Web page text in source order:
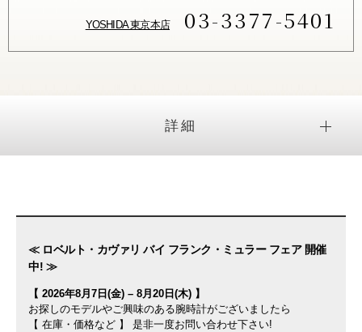
YOSHIDA 東京本店 03-3377-5401
詳細
≪ ロベルト・カヴァリ バイ フランク・ミュラー フェア 開催
中! ≫
【 2026年8月7日(金) – 8月20日(木) 】
お探しのモデルやご興味のある腕時計がございましたら
【 在庫・価格など 】 是非一度お問い合わせ下さい!